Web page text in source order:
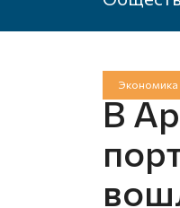
Экономика
В